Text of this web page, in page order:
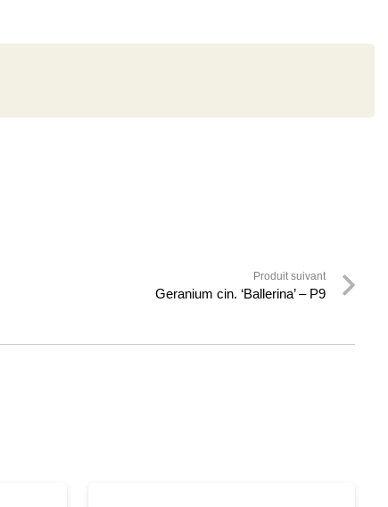
Produit suivant
Geranium cin. ‘Ballerina’ – P9